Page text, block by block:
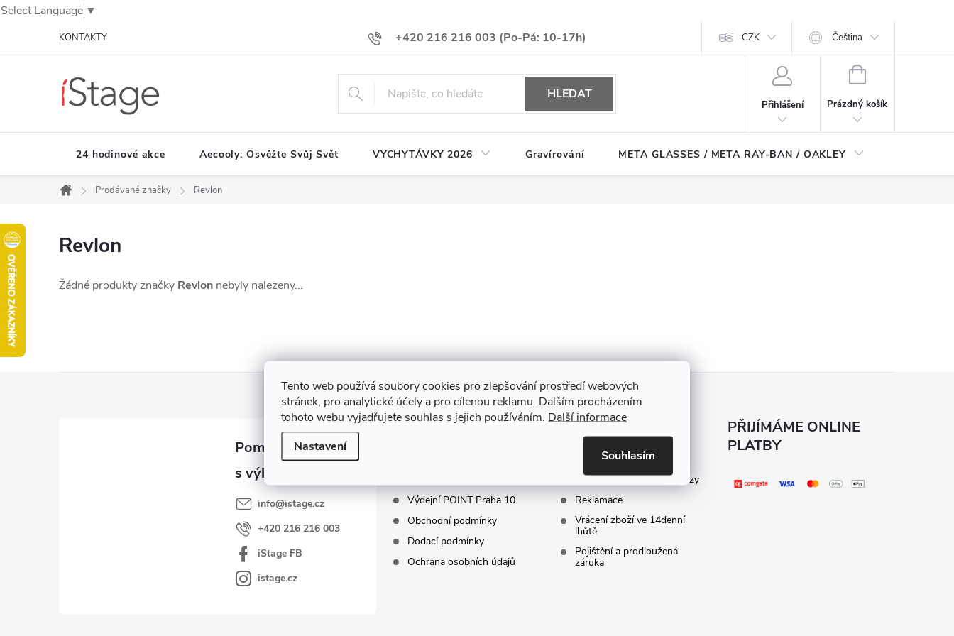
Select Language ▼
Tento web používá soubory cookies pro zlepšování prostředí webových
stránek, pro analytické účely a pro cílenou reklamu. Dalším procházením
tohoto webu vyjadřujete souhlas s jejich používáním. Další informace
Nastavení
Souhlasím
+420 216 216 003
KONTAKTY CZK Čeština
HLEDAT
Přihlášení
NÁKUPNÍ
Prázdný košík
24 hodinové akce Aecooly: Osvěžte Svůj Svět VYCHYTÁVKY 2026 Gravírování META GLASSES / META RAY-BAN / OAKLEY
Domů
Prodávané značky Revlon
Revlon
Žádné produkty značky Revlon nebyly nalezeny...
info@istage.cz
+420 216 216 003
iStage FB
istage.cz
INFORMACE PRO
Výdejní POINT Praha 10
Obchodní podmínky
Dodací podmínky
Ochrana osobních údajů
ZÁKAZNICKÝ
FAQ - Často kladené dotazy
Reklamace
Vrácení zboží ve 14denní
lhůtě
Pojištění a prodloužená
záruka
PŘIJÍMÁME ONLINE
PLATBY